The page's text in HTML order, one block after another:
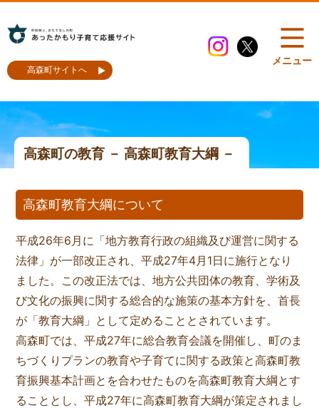
高森町サイトへ
メニュー
高森町の教育 － 高森町教育大綱 －
高森町教育大綱について
平成26年6月に「地方教育行政の組織及び運営に関する
法律」が一部改正され、平成27年4月1日に施行となり
ました。この改正法では、地方公共団体の教育、学術及
び文化の振興に関する総合的な施策の基本方針を、首長
が「教育大綱」として定めることとされています。
高森町では、平成27年に総合教育会議を開催し、町のま
ちづくりプランの教育や子育てに関する政策と高森町教
育振興基本計画とを合わせたものを高森町教育大綱とす
ることとし、平成27年に高森町教育大綱が策定されまし